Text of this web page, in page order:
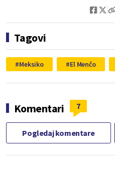
Tagovi
Meksiko El Menčo
Komentari 7
Pogledaj komentare